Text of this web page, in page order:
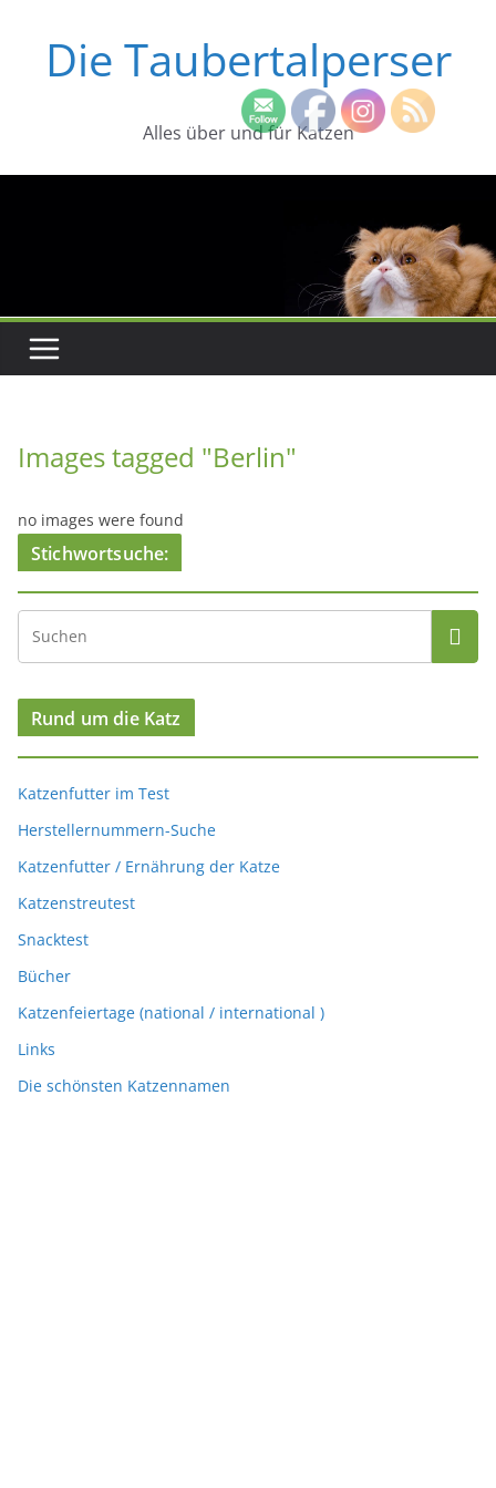
springenDie Taubertalperser
Alles über und für Katzen
Images tagged "Berlin"
no images were found
Stichwortsuche:
Rund um die Katz
Katzenfutter im Test
Herstellernummern-Suche
Katzenfutter / Ernährung der Katze
Katzenstreutest
Snacktest
Bücher
Katzenfeiertage (national / international )
Links
Die schönsten Katzennamen